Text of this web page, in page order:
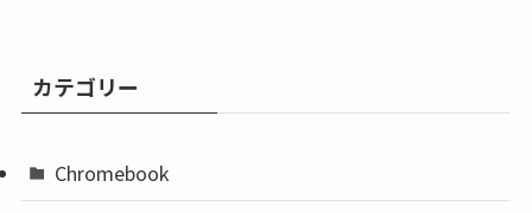
カテゴリー
Chromebook